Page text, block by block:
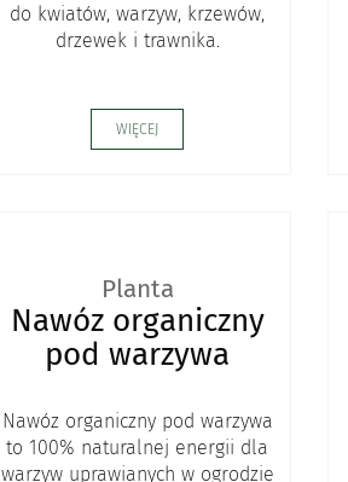
do kwiatów, warzyw, krzewów,
drzewek i trawnika.
WIĘCEJ
Planta
Nawóz organiczny
pod warzywa
Nawóz organiczny pod warzywa
to 100% naturalnej energii dla
warzyw uprawianych w ogrodzie